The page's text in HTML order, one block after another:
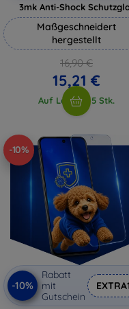
3mk Anti-Shock
Maßgeschneidert
hergestellt
16,90 €
15,21 €
Auf Lager > 5 Stk.
-10%
-10%
Rabatt
mit
Gutschein